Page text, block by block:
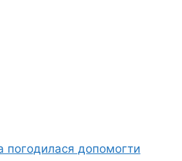
погодилася допомогти